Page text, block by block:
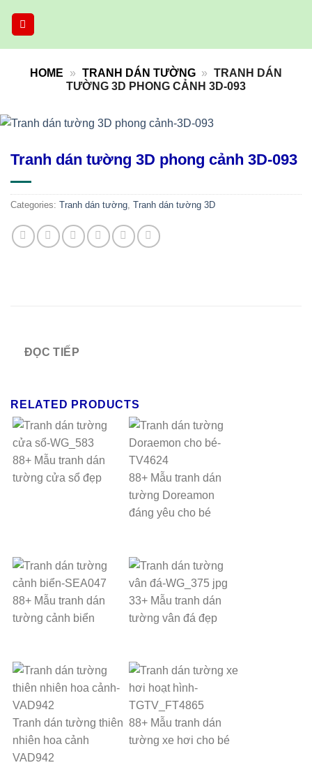
HOME » TRANH DÁN TƯỜNG » TRANH DÁN
TƯỜNG 3D PHONG CẢNH 3D-093
Tranh dán tường 3D phong cảnh 3D-093
Categories: Tranh dán tường, Tranh dán tường 3D
ĐỌC TIẾP
RELATED PRODUCTS
88+ Mẫu tranh dán
tường cửa sổ đẹp
88+ Mẫu tranh dán
tường Doreamon
đáng yêu cho bé
88+ Mẫu tranh dán
tường cảnh biển
33+ Mẫu tranh dán
tường vân đá đẹp
Tranh dán tường thiên
nhiên hoa cảnh
VAD942
88+ Mẫu tranh dán
tường xe hơi cho bé